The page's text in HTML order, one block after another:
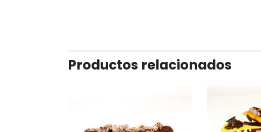
Productos relacionados